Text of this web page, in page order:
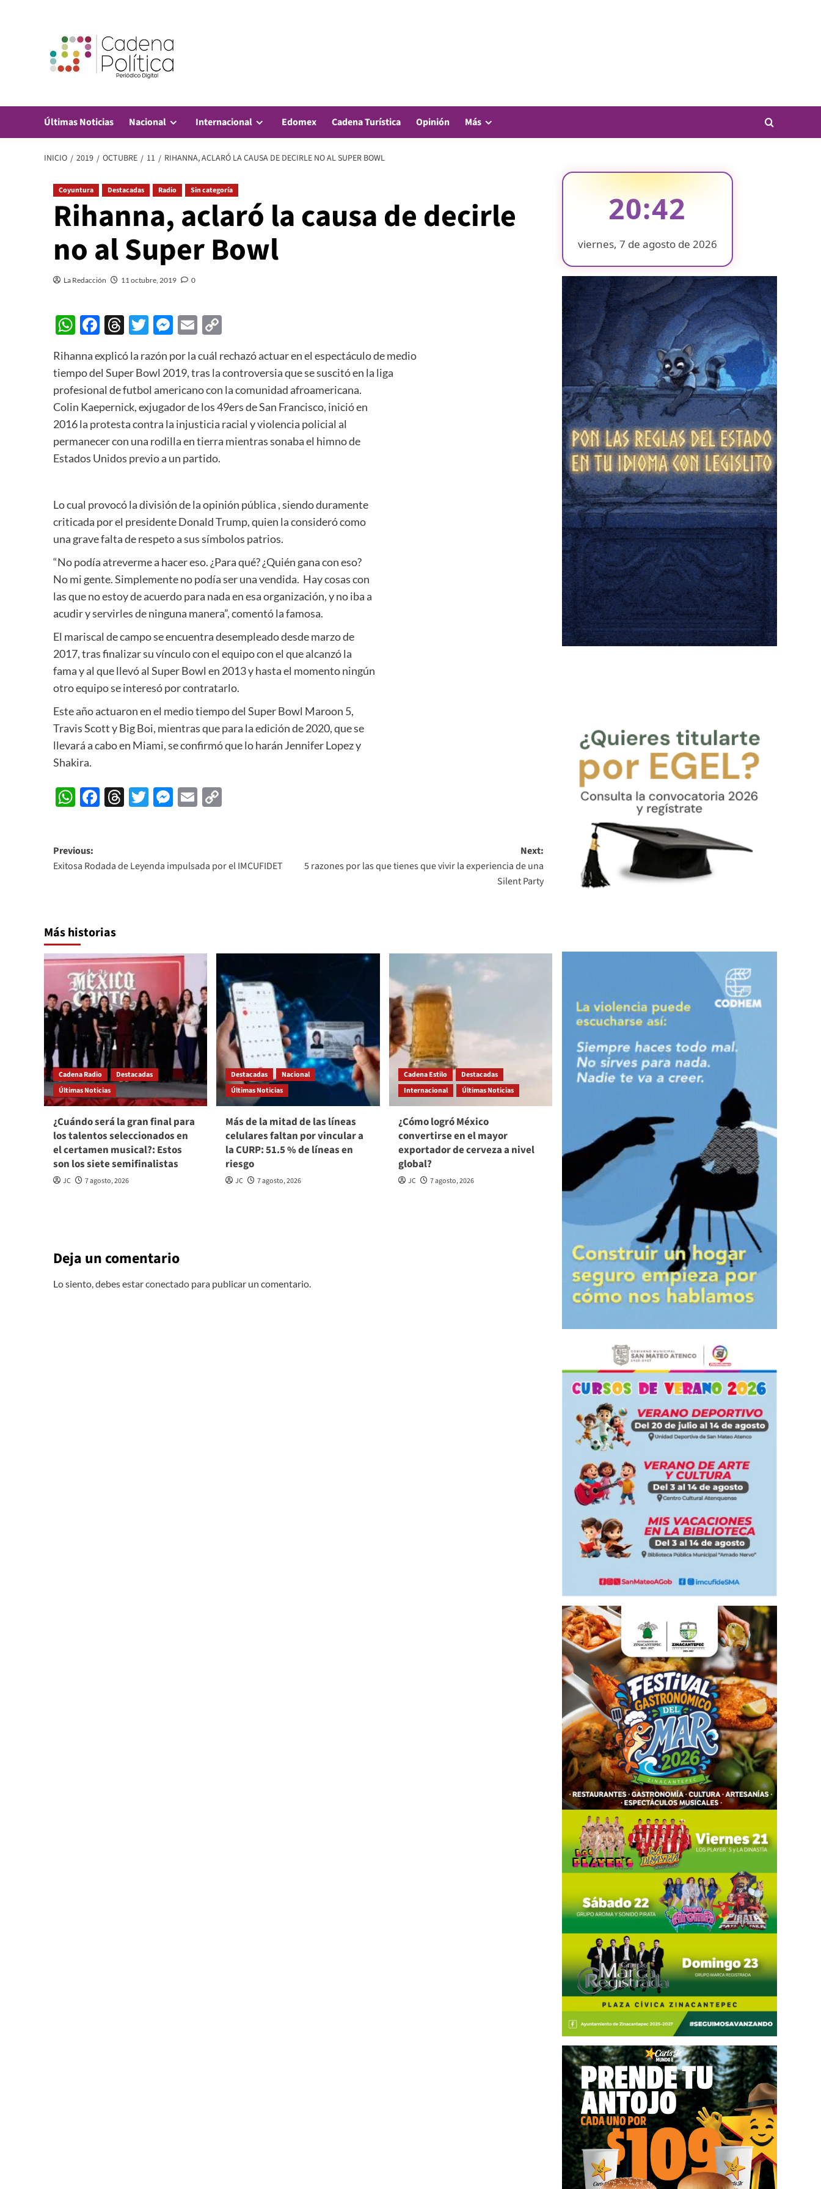
Últimas Noticias Nacional Internacional Edomex Cadena Turística Opinión Más
INICIO 2019 OCTUBRE 11 RIHANNA, ACLARÓ LA CAUSA DE DECIRLE NO AL SUPER BOWL
Coyuntura Destacadas Radio Sin categoría
Rihanna, aclaró la causa de decirle
no al Super Bowl
La Redacción 11 octubre, 2019 0
WhatsApp
Facebook
Threads
Twitter
Messenger
Email
Rihanna explicó la razón por la cuál rechazó actuar en el espectáculo de medio
tiempo del Super Bowl 2019, tras la controversia que se suscitó en la liga
profesional de futbol americano con la comunidad afroamericana.
Colin Kaepernick, exjugador de los 49ers de San Francisco, inició en
2016 la protesta contra la injusticia racial y violencia policial al
permanecer con una rodilla en tierra mientras sonaba el himno de
Estados Unidos previo a un partido.
Lo cual provocó la división de la opinión pública , siendo duramente
criticada por el presidente Donald Trump, quien la consideró como
una grave falta de respeto a sus símbolos patrios.
“No podía atreverme a hacer eso. ¿Para qué? ¿Quién gana con eso?
No mi gente. Simplemente no podía ser una vendida. Hay cosas con
las que no estoy de acuerdo para nada en esa organización, y no iba a
acudir y servirles de ninguna manera”, comentó la famosa.
El mariscal de campo se encuentra desempleado desde marzo de
2017, tras finalizar su vínculo con el equipo con el que alcanzó la
fama y al que llevó al Super Bowl en 2013 y hasta el momento ningún
otro equipo se interesó por contratarlo.
Este año actuaron en el medio tiempo del Super Bowl Maroon 5,
Travis Scott y Big Boi, mientras que para la edición de 2020, que se
llevará a cabo en Miami, se confirmó que lo harán Jennifer Lopez y
Shakira.
WhatsApp
Facebook
Threads
Twitter
Messenger
Email
Post
navigation
Previous:
Exitosa Rodada de Leyenda impulsada por el IMCUFIDET
Next:
5 razones por las que tienes que vivir la experiencia de una
Silent Party
Más historias
Cadena Radio
Destacadas
Últimas Noticias
¿Cuándo será la gran final para
los talentos seleccionados en
el certamen musical?: Estos
son los siete semifinalistas
JC 7 agosto, 2026
Destacadas
Nacional
Últimas Noticias
Más de la mitad de las líneas
celulares faltan por vincular a
la CURP: 51.5 % de líneas en
riesgo
JC 7 agosto, 2026
Cadena Estilo
Destacadas
Internacional
Últimas Noticias
¿Cómo logró México
convertirse en el mayor
exportador de cerveza a nivel
global?
JC 7 agosto, 2026
Deja un comentario
Lo siento, debes estarconectado para publicar un comentario.
20:42
viernes, 7 de agosto de 2026
❄
❄
❄
❄
❄
❄
❄
❄